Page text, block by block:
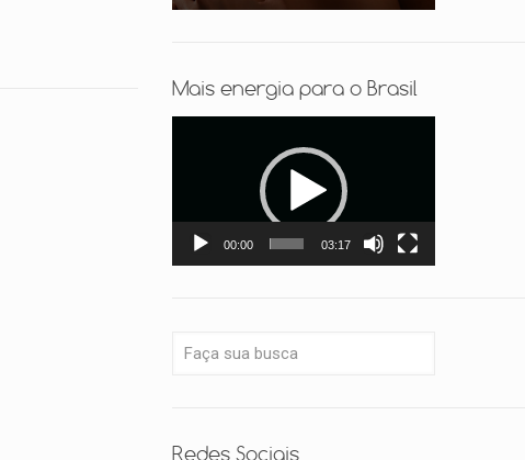
Mais energia para o Brasil
00:00 03:17
Redes Sociais